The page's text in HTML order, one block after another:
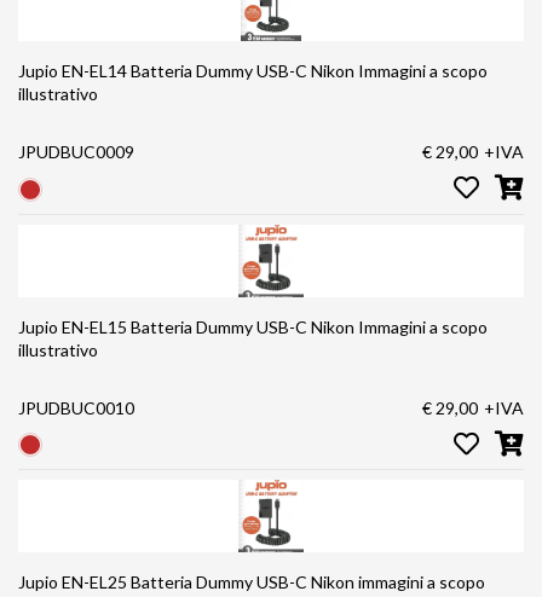
Jupio EN-EL14 Batteria Dummy USB-C Nikon Immagini a scopo
illustrativo
JPUDBUC0009 € 29,00 +IVA
Jupio EN-EL15 Batteria Dummy USB-C Nikon Immagini a scopo
illustrativo
JPUDBUC0010 € 29,00 +IVA
Jupio EN-EL25 Batteria Dummy USB-C Nikon immagini a scopo